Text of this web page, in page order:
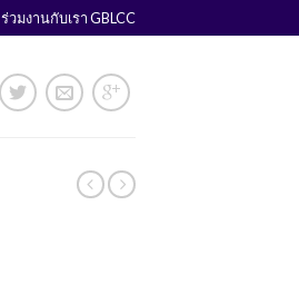
ร่วมงานกับเรา GBLCC